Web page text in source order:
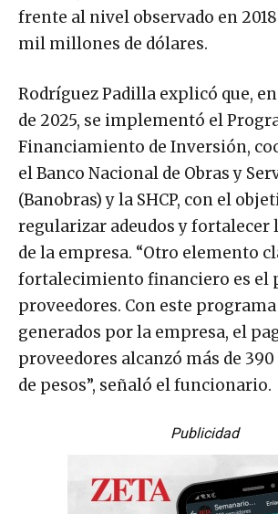
frente al nivel observado en 2018
mil millones de dólares.
Rodríguez Padilla explicó que,
de 2025, se implementó el
Financiamiento de Inversión,
el Banco Nacional de Obras y
(Banobras) y la SHCP, con el
regularizar adeudos y fortalecer
de la empresa. “Otro elemento
fortalecimiento financiero es el
proveedores. Con este
generados por la empresa, el
proveedores alcanzó más de
de pesos”, señaló el funcionario.
Publicidad